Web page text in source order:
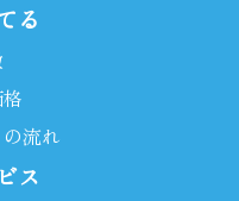
る
流れ
ス